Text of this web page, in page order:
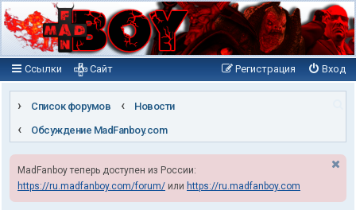
Ссылки Вход
Регистрация
Сайт
Список форумов
Новости
Обсуждение MadFanboy.com
MadFanboy теперь доступен из России:
https://ru.madfanboy.com/forum/ или https://ru.madfanboy.com